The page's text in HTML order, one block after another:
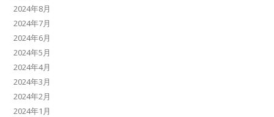
2024年8月
2024年7月
2024年6月
2024年5月
2024年4月
2024年3月
2024年2月
2024年1月